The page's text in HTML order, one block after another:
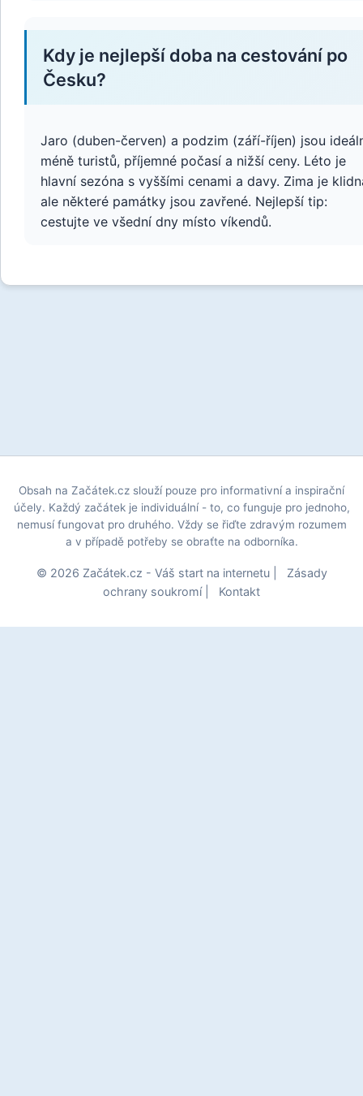
Kdy je nejlepší doba na cestování po
Česku?
Jaro (duben-červen) a podzim (září-říjen) jsou
méně turistů, příjemné počasí a nižší ceny. Léto je
hlavní sezóna s vyššími cenami a davy. Zima je
ale některé památky jsou zavřené. Nejlepší tip:
cestujte ve všední dny místo víkendů.
Obsah na Začátek.cz slouží pouze pro informativní a inspirační
účely. Každý začátek je individuální - to, co funguje pro jednoho,
nemusí fungovat pro druhého. Vždy se řiďte zdravým rozumem
a v případě potřeby se obraťte na odborníka.
© 2026 Začátek.cz - Váš start na internetu |
Zásady
ochrany soukromí| Kontakt